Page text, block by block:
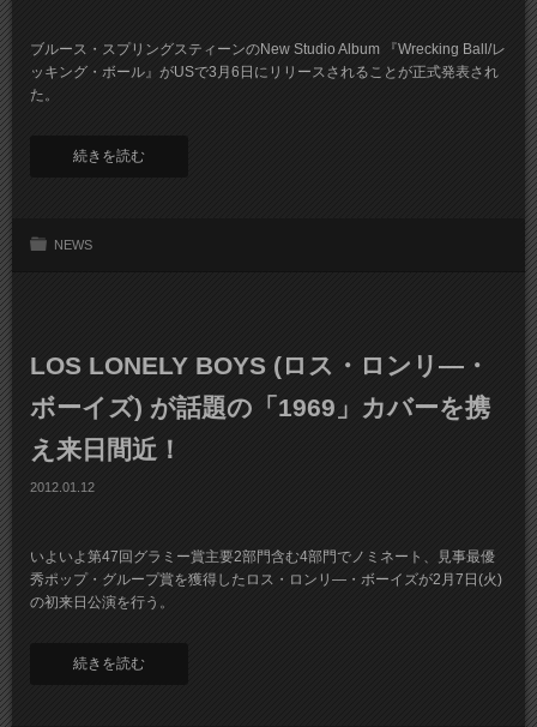
ブルース・スプリングスティーンのNew Studio Album 『Wrecking Ball/レ
ッキング・ボール』がUSで3月6日にリリースされることが正式発表され
た。
続きを読む
NEWS
LOS LONELY BOYS (ロス・ロンリ―・
ボーイズ) が話題の「1969」カバーを携
え来日間近！
2012.01.12
いよいよ第47回グラミー賞主要2部門含む4部門でノミネート、見事最優
秀ポップ・グループ賞を獲得したロス・ロンリ―・ボーイズが2月7日(火)
の初来日公演を行う。
続きを読む